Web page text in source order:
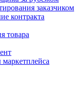
заказчиком
контракта
товара